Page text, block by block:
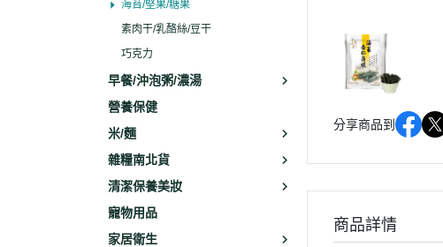
海苔/堅果/糖果
素肉干/乳酪絲/豆干
巧克力
早餐/沖泡粥/濃湯
營養保健
米/麵
雜糧南北貨
清潔保養美妝
寵物用品
家居衛生
分享商品到
商品詳情